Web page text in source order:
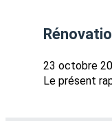
23 octobre
Le présent